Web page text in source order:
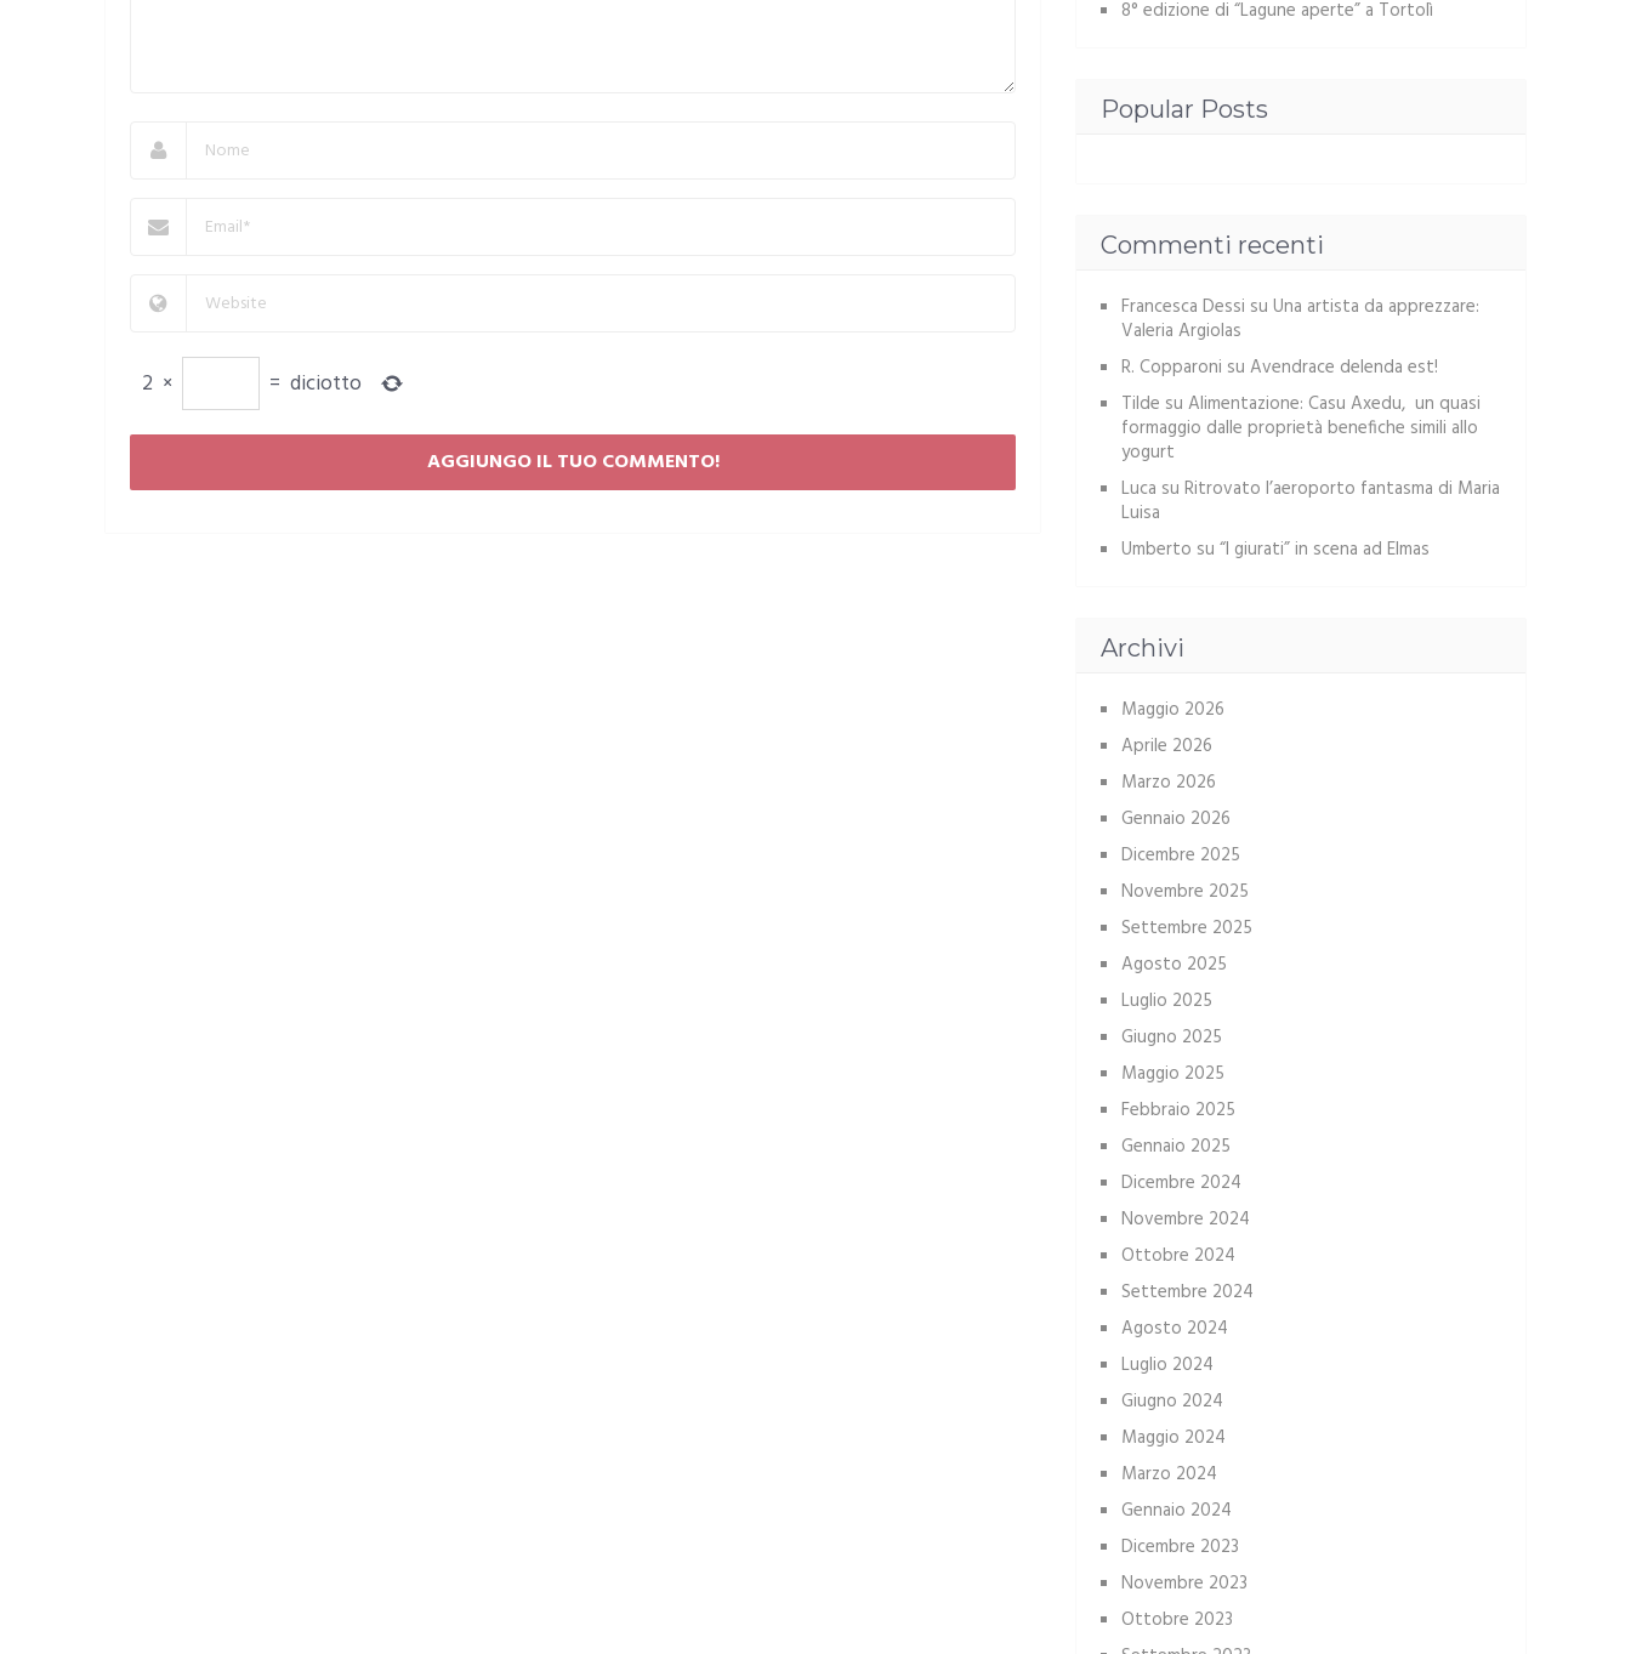
2 × = diciotto
8° edizione di “Lagune aperte” a Tortolì
Popular Posts
Commenti recenti
Francesca Dessi su Una artista da apprezzare:
Valeria Argiolas
R. Copparoni su Avendrace delenda est!
Tilde su Alimentazione: Casu Axedu, un quasi
formaggio dalle proprietà benefiche simili allo
yogurt
Luca su Ritrovato l’aeroporto fantasma di Maria
Luisa
Umberto su “I giurati” in scena ad Elmas
Archivi
Maggio 2026
Aprile 2026
Marzo 2026
Gennaio 2026
Dicembre 2025
Novembre 2025
Settembre 2025
Agosto 2025
Luglio 2025
Giugno 2025
Maggio 2025
Febbraio 2025
Gennaio 2025
Dicembre 2024
Novembre 2024
Ottobre 2024
Settembre 2024
Agosto 2024
Luglio 2024
Giugno 2024
Maggio 2024
Marzo 2024
Gennaio 2024
Dicembre 2023
Novembre 2023
Ottobre 2023